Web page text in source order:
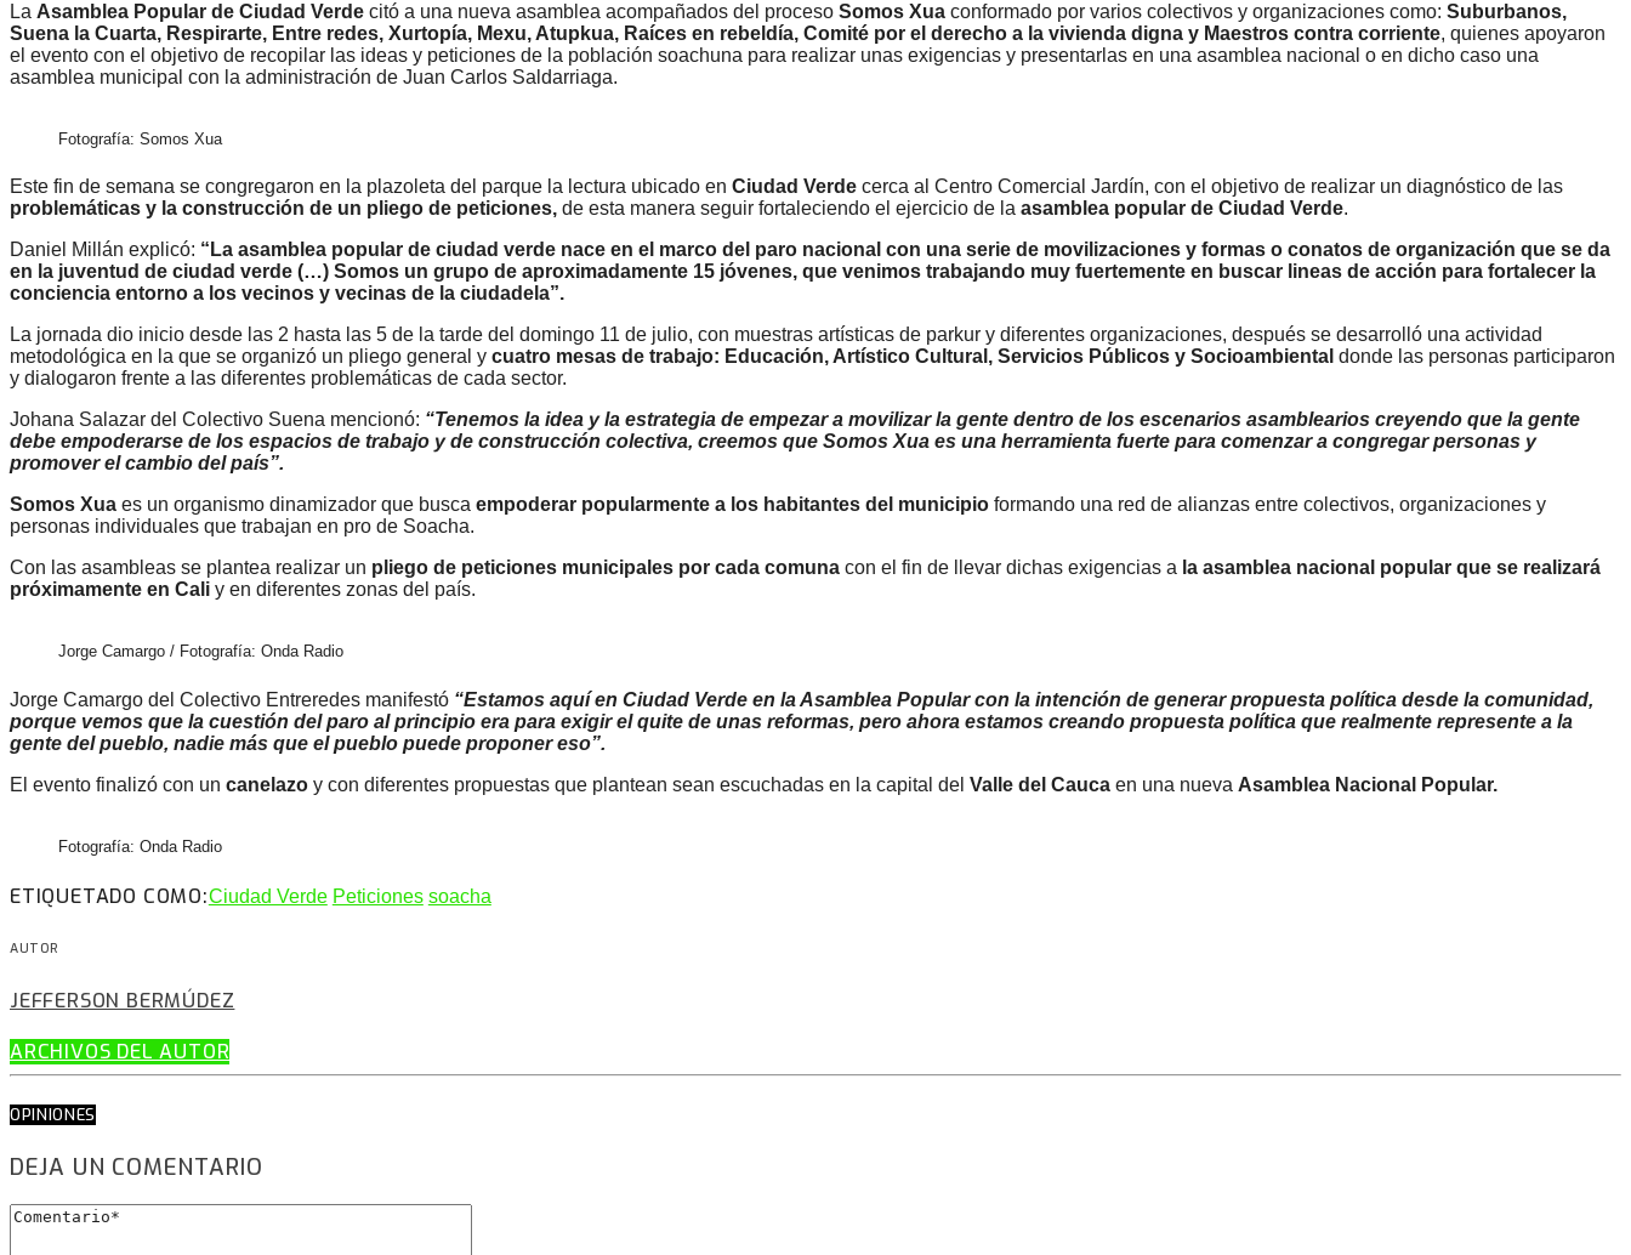
La Asamblea Popular de Ciudad Verde citó a una nueva asamblea acompañados del proceso Somos Xua conformado por varios colectivos y organizaciones como: Suburbanos,
Suena la Cuarta, Respirarte, Entre redes, Xurtopía, Mexu, Atupkua, Raíces en rebeldía, Comité por el derecho a la vivienda digna y Maestros contra corriente, quienes apoyaron
el evento con el objetivo de recopilar las ideas y peticiones de la población soachuna para realizar unas exigencias y presentarlas en una asamblea nacional o en dicho caso una
asamblea municipal con la administración de Juan Carlos Saldarriaga.
Fotografía: Somos Xua
Este fin de semana se congregaron en la plazoleta del parque la lectura ubicado en Ciudad Verde cerca al Centro Comercial Jardín, con el objetivo de realizar un diagnóstico de las
problemáticas y la construcción de un pliego de peticiones, de esta manera seguir fortaleciendo el ejercicio de la asamblea popular de Ciudad Verde.
Daniel Millán explicó: “La asamblea popular de ciudad verde nace en el marco del paro nacional con una serie de movilizaciones y formas o conatos de organización que se da
en la juventud de ciudad verde (…) Somos un grupo de aproximadamente 15 jóvenes, que venimos trabajando muy fuertemente en buscar lineas de acción para fortalecer la
conciencia entorno a los vecinos y vecinas de la ciudadela”.
La jornada dio inicio desde las 2 hasta las 5 de la tarde del domingo 11 de julio, con muestras artísticas de parkur y diferentes organizaciones, después se desarrolló una actividad
metodológica en la que se organizó un pliego general y cuatro mesas de trabajo: Educación, Artístico Cultural, Servicios Públicos y Socioambiental donde las personas participaron
y dialogaron frente a las diferentes problemáticas de cada sector.
Johana Salazar del Colectivo Suena mencionó: “Tenemos la idea y la estrategia de empezar a movilizar la gente dentro de los escenarios asamblearios creyendo que la gente
debe empoderarse de los espacios de trabajo y de construcción colectiva, creemos que Somos Xua es una herramienta fuerte para comenzar a congregar personas y
promover el cambio del país”.
Somos Xua es un organismo dinamizador que busca empoderar popularmente a los habitantes del municipio formando una red de alianzas entre colectivos, organizaciones y
personas individuales que trabajan en pro de Soacha.
Con las asambleas se plantea realizar un pliego de peticiones municipales por cada comuna con el fin de llevar dichas exigencias a la asamblea nacional popular que se realizará
próximamente en Cali y en diferentes zonas del país.
Jorge Camargo / Fotografía: Onda Radio
Jorge Camargo del Colectivo Entreredes manifestó “Estamos aquí en Ciudad Verde en la Asamblea Popular con la intención de generar propuesta política desde la comunidad,
porque vemos que la cuestión del paro al principio era para exigir el quite de unas reformas, pero ahora estamos creando propuesta política que realmente represente a la
gente del pueblo, nadie más que el pueblo puede proponer eso”.
El evento finalizó con un canelazo y con diferentes propuestas que plantean sean escuchadas en la capital del Valle del Cauca en una nueva Asamblea Nacional Popular.
Fotografía: Onda Radio
ETIQUETADO COMO:Ciudad Verde Peticiones soacha
AUTOR
JEFFERSON BERMÚDEZ
ARCHIVOS DEL AUTOR
OPINIONES
DEJA UN COMENTARIO